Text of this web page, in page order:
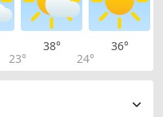
23°
38°
24°
36°